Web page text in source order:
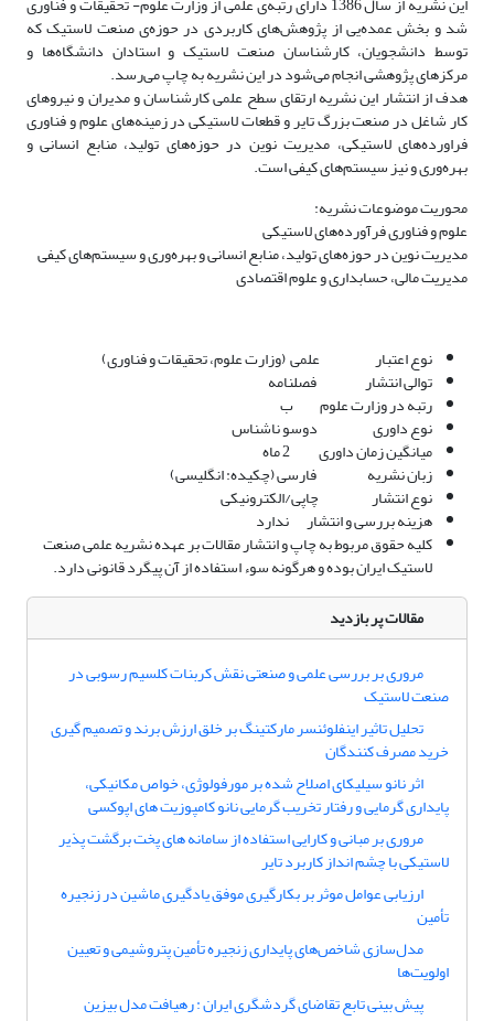
شد و بخش عمده‌یی از پژوهش‌های کاربردی در حوزه‌ی صنعت لاستیک که
توسط دانشجویان، کارشناسان صنعت لاستیک و استادان دانشگاه‌ها و
مرکزهای پژوهشی انجام می‌شود در این نشریه به چاپ می‌رسد.
هدف از انتشار این نشریه ارتقای سطح علمی کارشناسان و مدیران و نیروهای
کار شاغل در صنعت بزرگ تایر و قطعات لاستیکی در زمینه‌های علوم و فناوری
فراورده‌های لاستیکی، مدیریت نوین در حوزه‌های تولید، منابع انسانی و
بهره‌وری و نیز سیستم‌های کیفی است.
محوریت موضوعات نشریه:
علوم و فناوری فرآورده‌های لاستیکی
مدیریت نوین در حوزه‌های تولید، منابع انسانی و بهره‌وری و سیستم‌های کیفی
مدیریت مالی، حسابداری و علوم اقتصادی
نوع اعتبار علمی (وزارت علوم، تحقیقات و فناوری)
توالی انتشار فصلنامه
رتبه در وزارت علوم ب
نوع داوری دوسو ناشناس
میانگین زمان داوری 2 ماه
زبان نشریه فارسی (چکیده: انگلیسی)
نوع انتشار چاپی/الکترونیکی
هزینه بررسی و انتشار ندارد
کلیه حقوق مربوط به چاپ و انتشار مقالات بر عهده نشریه علمی صنعت
لاستیک ایران بوده و هرگونه سوء استفاده از آن پیگرد قانونی دارد.
مقالات پر بازدید
مروری بر بررسی علمی و صنعتی نقش کربنات کلسیم رسوبی در
صنعت لاستیک
تحلیل تاثیر اینفلوئنسر مارکتینگ بر خلق ارزش برند و تصمیم گیری
خرید مصرف کنندگان
اثر نانو سیلیکای اصلاح شده بر مورفولوژی، خواص مکانیکی،
پایداری گرمایی و رفتار تخریب گرمایی نانو کامپوزیت های اپوکسی
مروری بر مبانی و کارایی استفاده از سامانه های پخت برگشت پذیر
لاستیکی با چشم انداز کاربرد تایر
ارزیابی عوامل موثر بر بکارگیری موفق یادگیری ماشین در زنجیره
تأمین
مدل‌سازی شاخص‌های پایداری زنجیره تأمین پتروشیمی و تعیین
اولویت‌ها
پیش بینی تابع تقاضای گردشگری ایران : رهیافت مدل بیزین